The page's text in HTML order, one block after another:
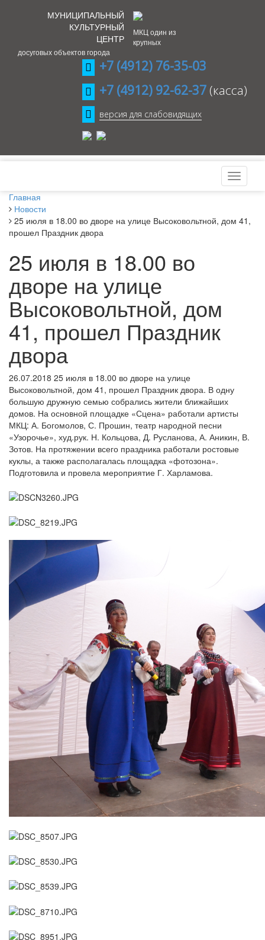
МУНИЦИПАЛЬНЫЙ
КУЛЬТУРНЫЙ
ЦЕНТР
МКЦ один из
крупных
досуговых объектов города
+7 (4912) 76-35-03
+7 (4912) 92-62-37 (касса)
версия для слабовидящих
Главная
Новости
25 июля в 18.00 во дворе на улице Высоковольтной, дом 41,
прошел Праздник двора
25 июля в 18.00 во
дворе на улице
Высоковольтной, дом
41, прошел Праздник
двора
26.07.2018 25 июля в 18.00 во дворе на улице
Высоковольтной, дом 41, прошел Праздник двора. В одну
большую дружную семью собрались жители ближайших
домов. На основной площадке «Сцена» работали артисты
МКЦ: А. Богомолов, С. Прошин, театр народной песни
«Узорочье», худ.рук. Н. Кольцова, Д. Русланова, А. Аникин, В.
Зотов. На протяжении всего праздника работали ростовые
куклы, а также располагалась площадка «фотозона».
Подготовила и провела мероприятие Г. Харламова.